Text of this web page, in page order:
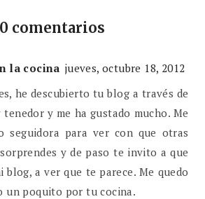
comentarios
la cocina jueves, octubre 18, 2012
he descubierto tu blog a través de
y me ha gustado mucho. Me
seguidora para ver con que otras
y de paso te invito a que
blog, a ver que te parece. Me quedo
un poquito por tu cocina.